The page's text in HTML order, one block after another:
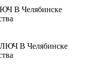
В Челябинске
В Челябинске